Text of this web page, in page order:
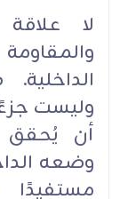
لا
وليست
أن يُحقق
وضعه